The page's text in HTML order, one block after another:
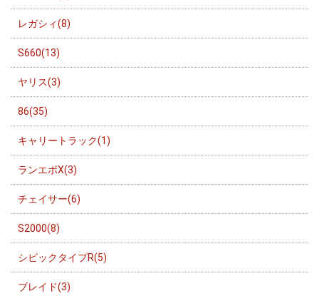
レガシィ(8)
S660(13)
ヤリス(3)
86(35)
キャリートラック(1)
ランエボX(3)
チェイサー(6)
S2000(8)
シビックタイプR(5)
ブレイド(3)